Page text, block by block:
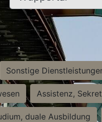
Sonstige
Assistenz,
duale Ausbildung